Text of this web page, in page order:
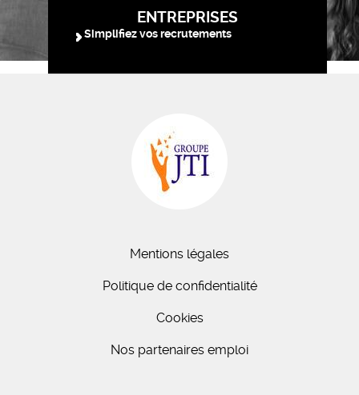
ENTREPRISES
Simplifiez vos recrutements
Mentions légales
Politique de confidentialité
Cookies
Nos partenaires emploi